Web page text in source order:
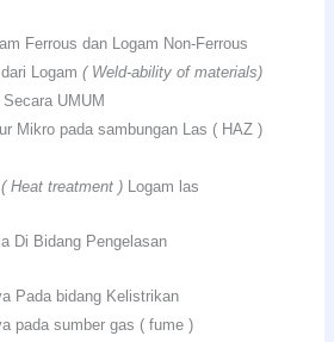
Ferrous dan Logam Non-Ferrous
Logam( Weld-ability of materials)
UMUM
Mikro pada sambungan Las ( HAZ )
( Heat treatment ) Logam las
Di Bidang Pengelasan
Pada bidang Kelistrikan
pada sumber gas ( fume )